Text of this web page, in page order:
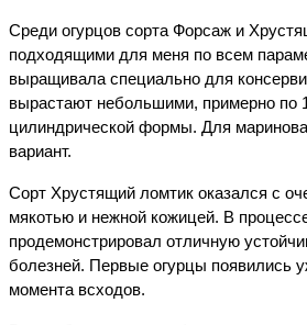
Среди огурцов сорта Форсаж и
подходящими для меня по всем
выращивала специально для
вырастают небольшими, примерно по
цилиндрической формы. Для
вариант.
Сорт Хрустящий ломтик оказался с
мякотью и нежной кожицей. В
продемонстрировал отличную
болезней. Первые огурцы появились
момента всходов.